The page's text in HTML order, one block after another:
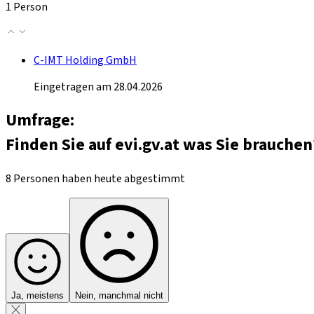
1 Person
C-IMT Holding GmbH
Eingetragen am 28.04.2026
Umfrage:
Finden Sie auf evi.gv.at was Sie
8 Personen haben heute abgestimmt
Ja, meistens Nein, manchmal nicht